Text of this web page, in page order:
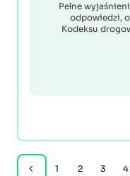
Pełne
odpowiedzi,
Kodeksu
1 2 3 4